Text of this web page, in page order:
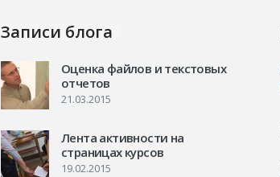
Записи блога
Оценка файлов и текстовых
отчетов
21.03.2015
Лента активности на
страницах курсов
19.02.2015